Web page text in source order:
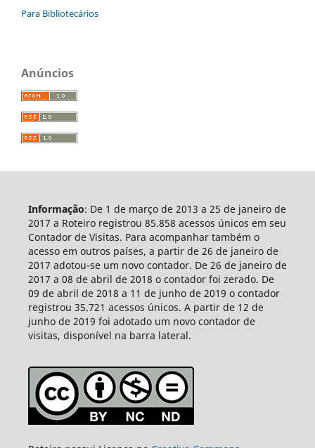
Para Bibliotecários
Anúncios
Informação: De 1 de março de 2013 a 25 de janeiro de
2017 a Roteiro registrou 85.858 acessos únicos em seu
Contador de Visitas. Para acompanhar também o
acesso em outros países, a partir de 26 de janeiro de
2017 adotou-se um novo contador. De 26 de janeiro de
2017 a 08 de abril de 2018 o contador foi zerado. De
09 de abril de 2018 a 11 de junho de 2019 o contador
registrou 35.721 acessos únicos. A partir de 12 de
junho de 2019 foi adotado um novo contador de
visitas, disponível na barra lateral.